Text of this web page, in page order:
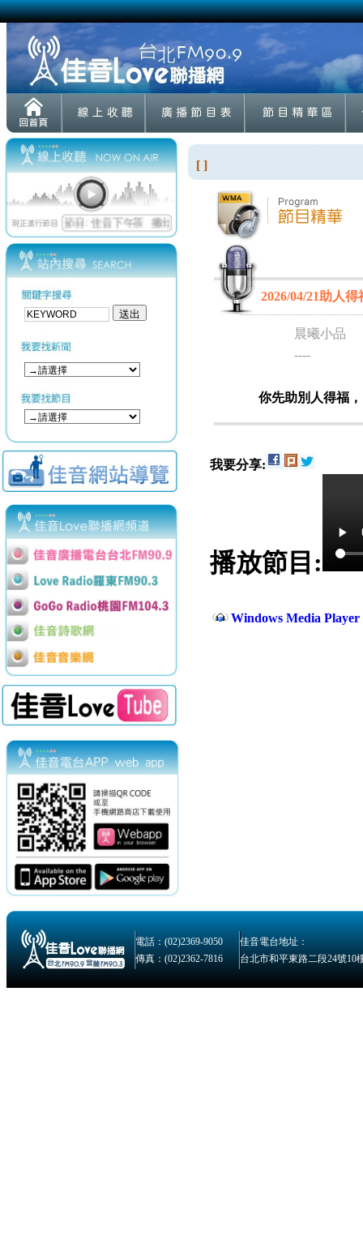
[ ]
2026/04/21助人得
晨曦小品
----
你先助別人得福
我要分享:
播放節目:
Windows Media
電話：(02)2369-9050
佳音電台地址：
傳真：(02)2362-7816
台北市和平東路二段24號10